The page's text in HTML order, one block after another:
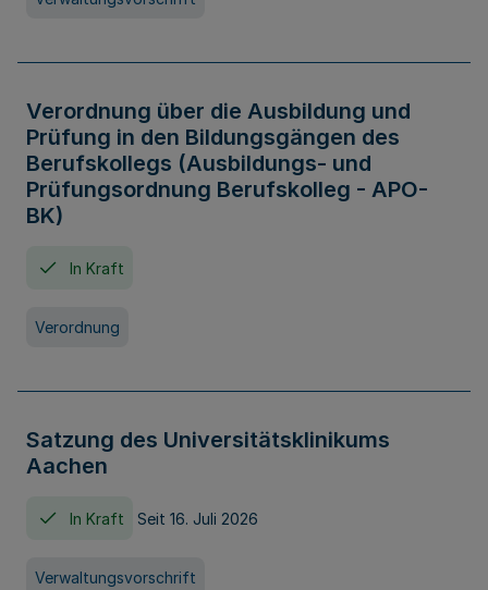
Verordnung über die Ausbildung und
Prüfung in den Bildungsgängen des
Berufskollegs (Ausbildungs- und
Prüfungsordnung Berufskolleg - APO-
BK)
In Kraft
Verordnung
Satzung des Universitätsklinikums
Aachen
In Kraft Seit 16. Juli 2026
Verwaltungsvorschrift